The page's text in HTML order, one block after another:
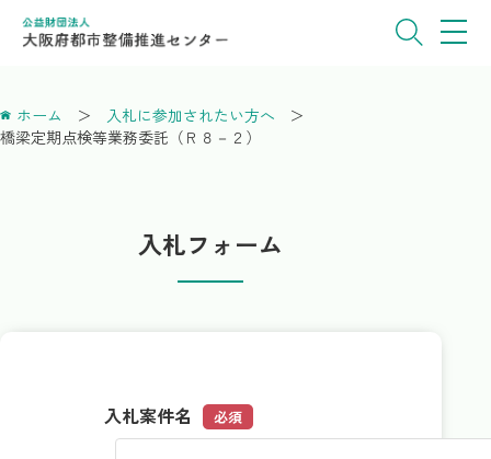
ホーム
入札に参加されたい方へ
橋梁定期点検等業務委託（Ｒ８－２）
入札フォーム
入札案件名 必須